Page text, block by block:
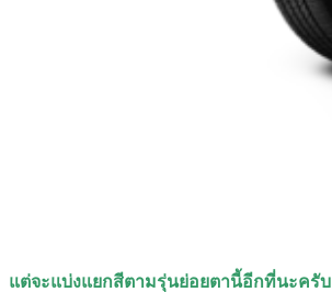
แต่จะแบ่งแยกสีตามรุ่นย่อยตานี้อีกที่นะครับ